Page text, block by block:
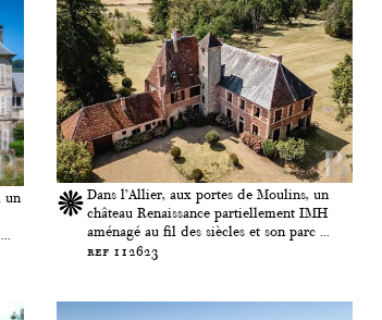
un
Dans l’Allier, aux portes de Moulins, un
château Renaissance partiellement IMH
aménagé au fil des siècles et son parc ...
ref 112623